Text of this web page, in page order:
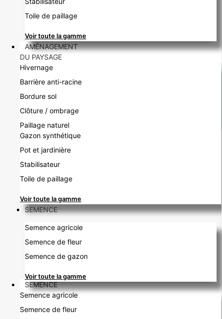
Toile de paillage
Voir toute la gamme
AMÉNAGEMENT
DU PAYSAGE
Hivernage
Barrière anti-racine
Bordure sol
Clôture / ombrage
Paillage naturel
Gazon synthétique
Pot et jardinière
Stabilisateur
Toile de paillage
Voir toute la gamme
SEMENCE
Semence agricole
Semence de fleur
Semence de gazon
Voir toute la gamme
SEMENCE
Semence agricole
Semence de fleur